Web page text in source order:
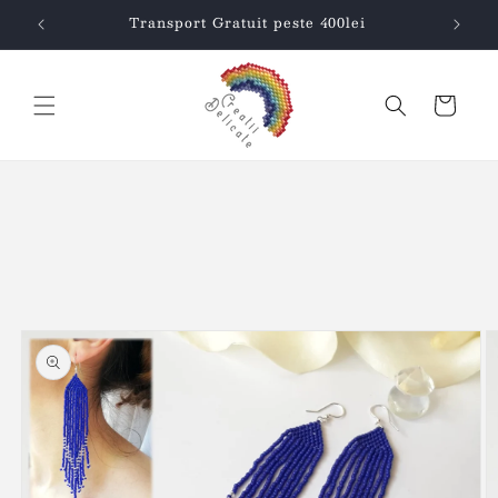
Salt la
conținut
Transport Gratuit peste 400lei
Coș